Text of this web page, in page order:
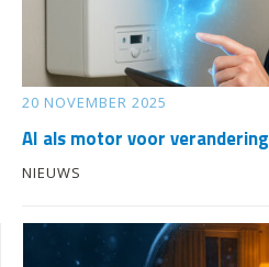
20 NOVEMBER 2025
AI als motor voor verandering
NIEUWS